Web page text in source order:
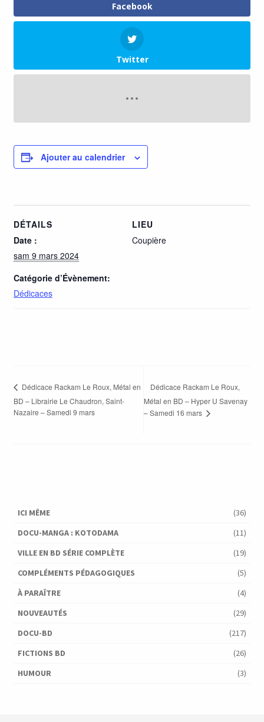
Facebook
Twitter
Ajouter au calendrier
DÉTAILS
Date :
sam 9 mars 2024
Catégorie d’Évènement:
Dédicaces
LIEU
Coupière
Dédicace Rackam Le Roux, Métal en
BD – Librairie Le Chaudron, Saint-
Nazaire – Samedi 9 mars
Dédicace Rackam Le Roux,
Métal en BD – Hyper U Savenay
– Samedi 16 mars
ICI MÊME
(36)
DOCU-MANGA : KOTODAMA
(11)
VILLE EN BD SÉRIE COMPLÈTE
(19)
COMPLÉMENTS PÉDAGOGIQUES
(5)
À PARAÎTRE
(4)
NOUVEAUTÉS
(29)
DOCU-BD
(217)
FICTIONS BD
(26)
HUMOUR
(3)